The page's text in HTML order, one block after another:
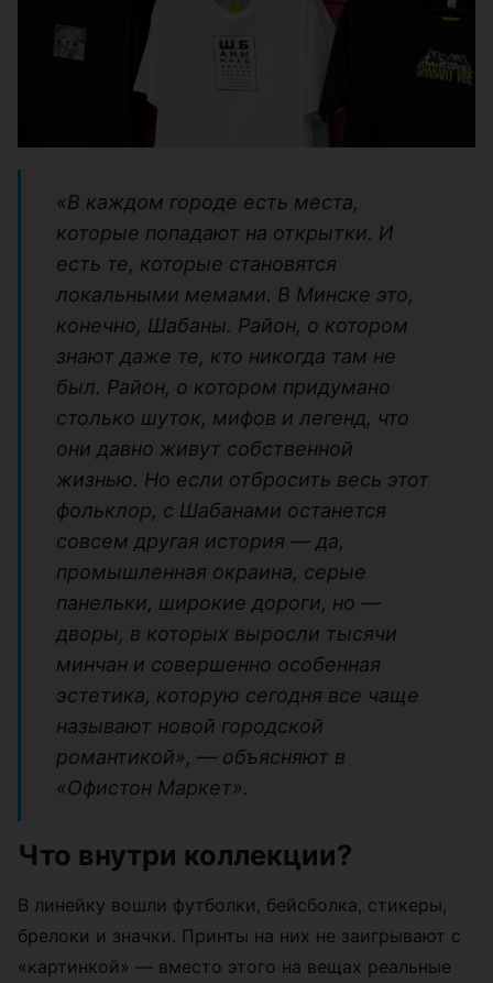
«В каждом городе есть места,
которые попадают на открытки. И
есть те, которые становятся
локальными мемами. В Минске это,
конечно, Шабаны. Район, о котором
знают даже те, кто никогда там не
был. Район, о котором придумано
столько шуток, мифов и легенд, что
они давно живут собственной
жизнью. Но если отбросить весь этот
фольклор, с Шабанами останется
совсем другая история — да,
промышленная окраина, серые
панельки, широкие дороги, но —
дворы, в которых выросли тысячи
минчан и совершенно особенная
эстетика, которую сегодня все чаще
называют новой городской
романтикой», — объясняют в
«Офистон Маркет».
Что внутри коллекции?
В линейку вошли футболки, бейсболка, стикеры,
брелоки и значки. Принты на них не заигрывают с
«картинкой» — вместо этого на вещах реальные